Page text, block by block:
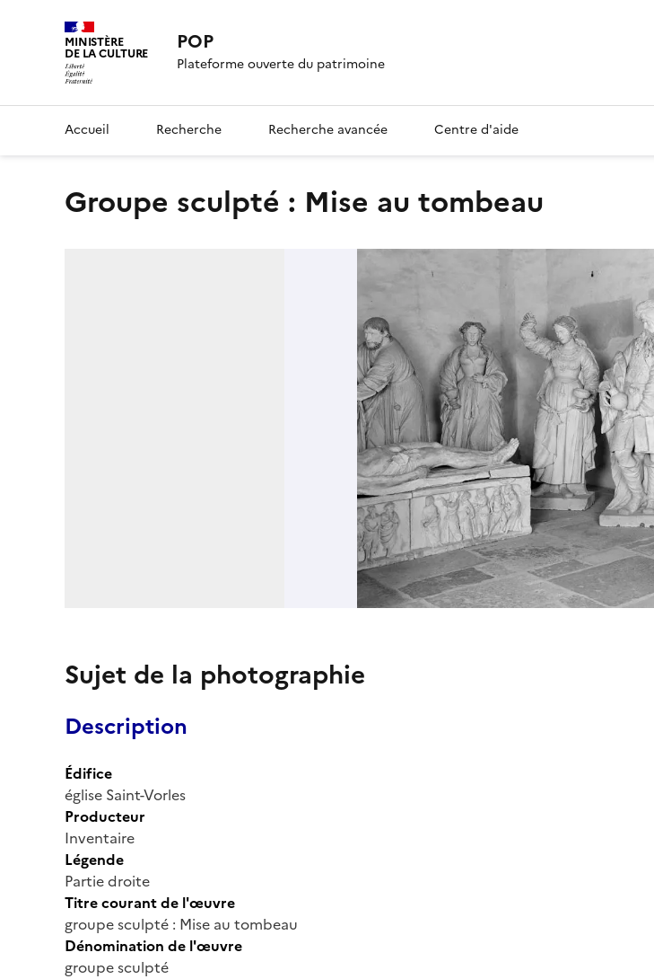
MINISTÈRE
DE LA CULTURE POP
Plateforme ouverte du patrimoine
Accueil Recherche Recherche avancée Centre d'aide
groupe sculpté : Mise au tombeau
Sujet de la photographie
Description
Édifice
église Saint-Vorles
Producteur
Inventaire
Légende
Partie droite
Titre courant de l'œuvre
groupe sculpté : Mise au tombeau
Dénomination de l'œuvre
groupe sculpté